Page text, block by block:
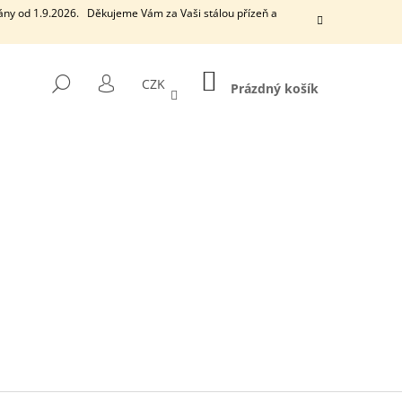
od 1.9.2026. Děkujeme Vám za Vaši stálou přízeň a
HLEDAT
PŘIHLÁŠENÍ
CZK NÁKUPNÍ
KOŠÍK
Prázdný košík
VONNÁ